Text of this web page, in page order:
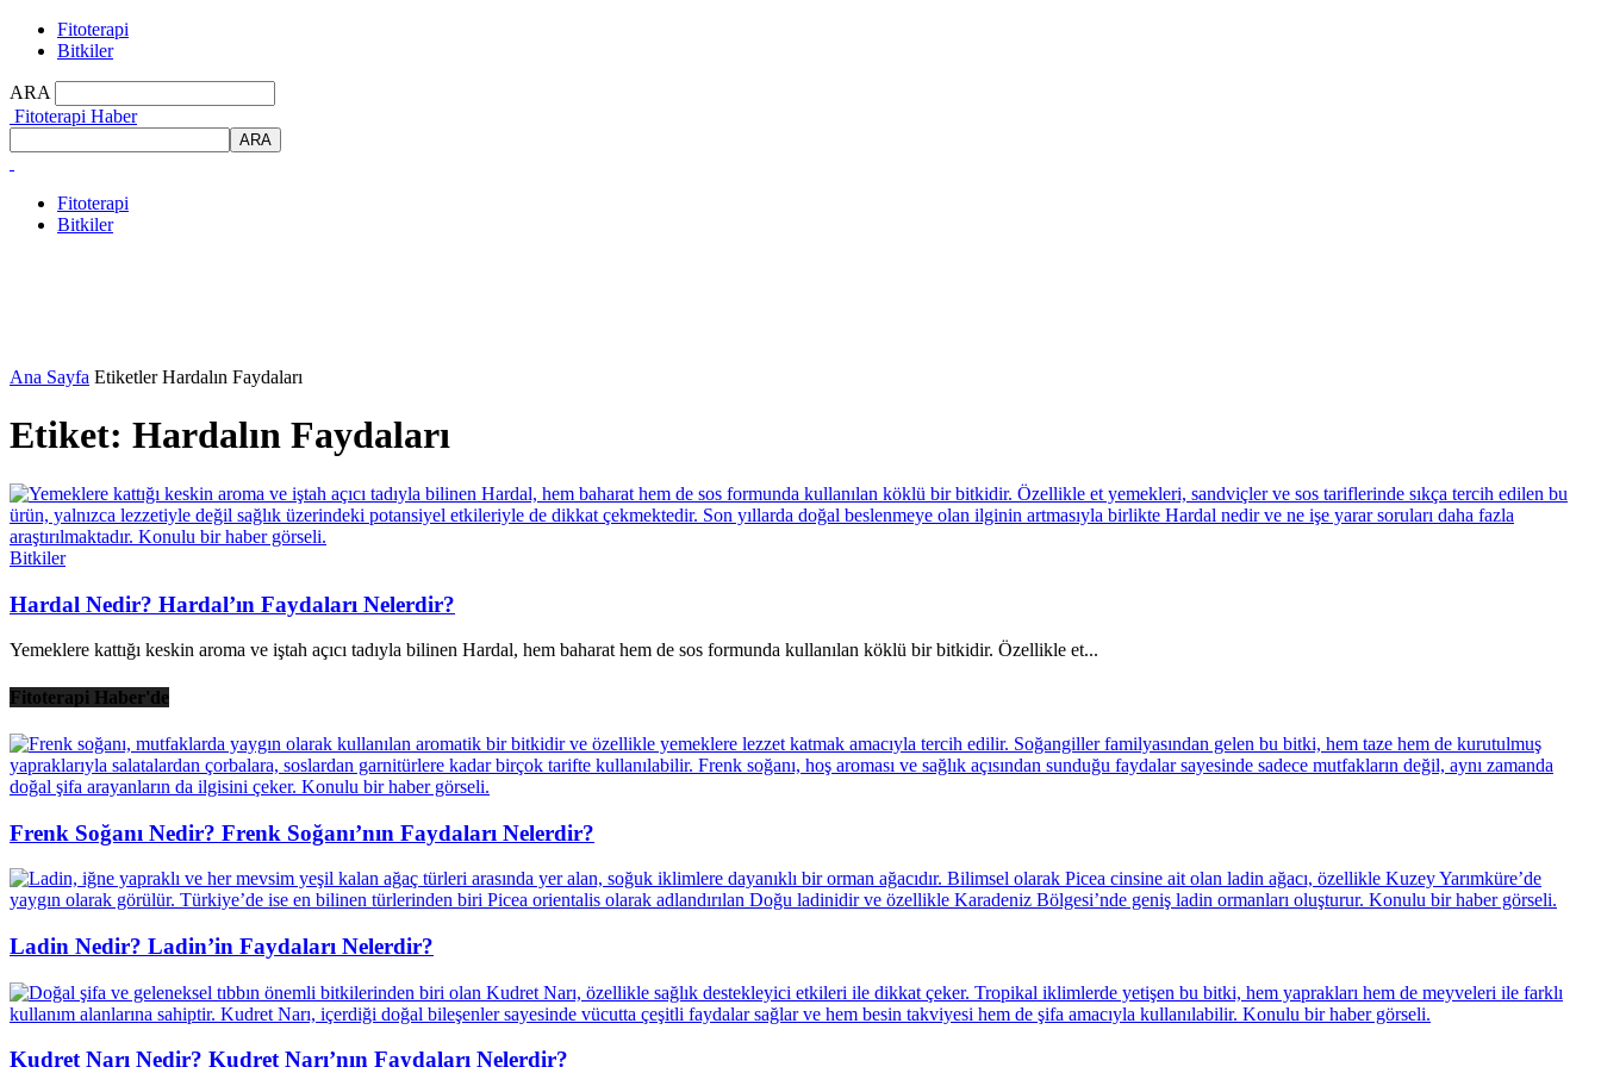
Fitoterapi
Bitkiler
ARA
Fitoterapi Haber
Fitoterapi
Bitkiler
Ana Sayfa Etiketler Hardalın Faydaları
Etiket: Hardalın Faydaları
Bitkiler
Hardal Nedir? Hardal’ın Faydaları Nelerdir?
Yemeklere kattığı keskin aroma ve iştah açıcı tadıyla bilinen Hardal, hem baharat hem de sos formunda kullanılan köklü bir bitkidir. Özellikle et...
Fitoterapi Haber'de
Frenk Soğanı Nedir? Frenk Soğanı’nın Faydaları Nelerdir?
Ladin Nedir? Ladin’in Faydaları Nelerdir?
Kudret Narı Nedir? Kudret Narı’nın Faydaları Nelerdir?